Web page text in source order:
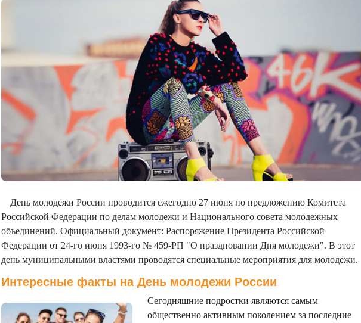
День молодежи России проводится ежегодно 27 июня по предложению Комитета
Российской Федерации по делам молодежи и Национального совета молодежных
объединений. Официальный документ: Распоряжение Президента Российской
Федерации от 24-го июня 1993-го № 459-РП "О праздновании Дня молодежи". В этот
день муниципальными властями проводятся специальные мероприятия для молодежи.
Интересные факты на День молодежи России
Сегодняшние подростки являются самым
общественно активным поколением за последние